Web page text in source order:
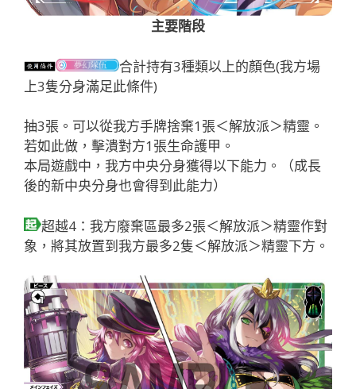
主要階段
合計持有3種類以上的顏色(我方場
上3隻分身滿足此條件)
抽3張。可以從我方手牌捨棄1張＜解放派＞精靈。
若如此做，擊潰對方1張生命護甲。
本局遊戲中，我方中央分身獲得以下能力。（成長
後的新中央分身也會得到此能力）
超越4：我方廢棄區最多2張＜解放派＞精靈作對
象，將其放置到我方最多2隻＜解放派＞精靈下方。